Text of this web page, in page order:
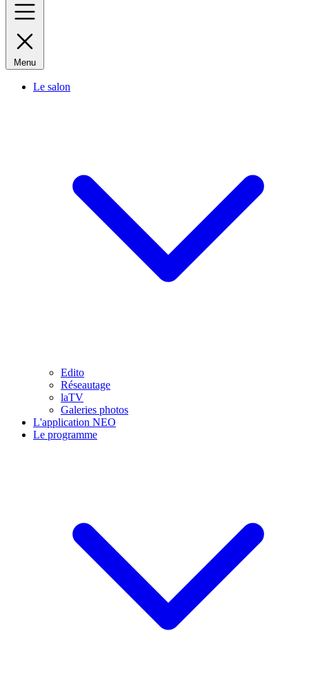
Menu
Le salon
Edito
Réseautage
laTV
Galeries photos
L'application NEO
Le programme